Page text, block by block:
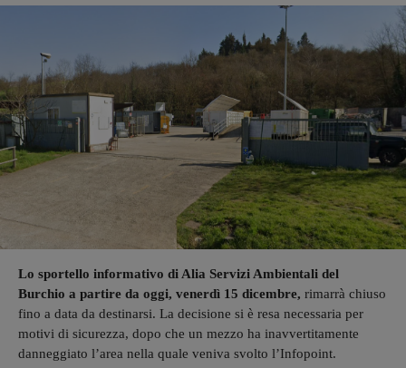
Lo sportello informativo di Alia Servizi Ambientali del
Burchio a partire da oggi, venerdì 15 dicembre, rimarrà chiuso
fino a data da destinarsi. La decisione si è resa necessaria per
motivi di sicurezza, dopo che un mezzo ha inavvertitamente
danneggiato l’area nella quale veniva svolto l’Infopoint.